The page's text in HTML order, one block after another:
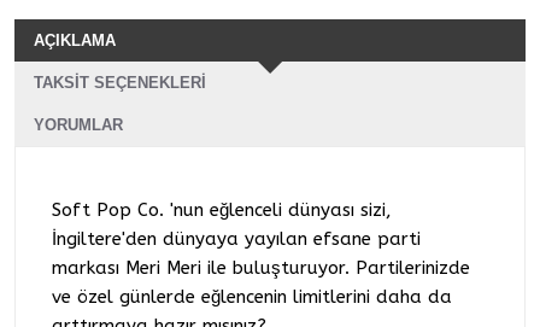
AÇIKLAMA
TAKSIT SEÇENEKLERI
YORUMLAR
Soft Pop Co. 'nun eğlenceli dünyası sizi,
İngiltere'den dünyaya yayılan efsane parti
markası Meri Meri ile buluşturuyor. Partilerinizde
ve özel günlerde eğlencenin limitlerini daha da